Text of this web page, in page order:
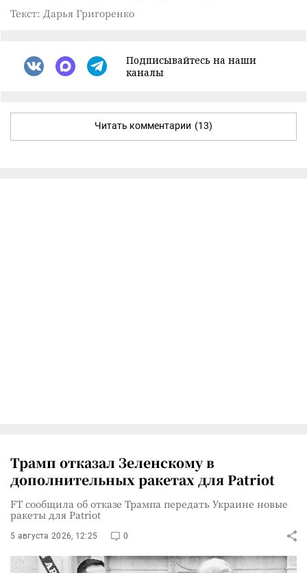
Текст: Дарья Григоренко
Подписывайтесь на наши
каналы
Читать комментарии (13)
Трамп отказал Зеленскому в
дополнительных ракетах для Patriot
FT сообщила об отказе Трампа передать Украине новые
ракеты для Patriot
5 августа 2026, 12:25 0